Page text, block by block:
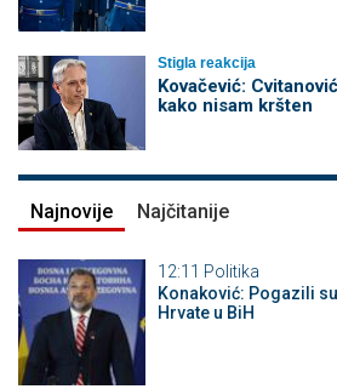
Stigla reakcija
Kovačević:
kako nisam kršten
Najnovije Najčitanije
12:11 Politika
Konaković: Pogazili
Hrvate u BiH